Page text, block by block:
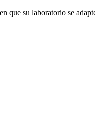
su laboratorio se